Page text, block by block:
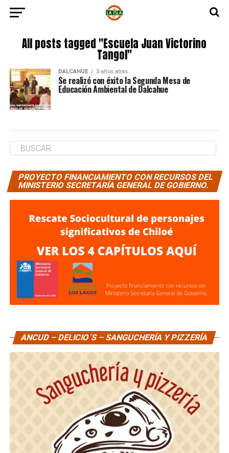
All posts tagged "Escuela Juan Victorino
Tangol"
DALCAHUE 3 años atras
Se realizó con éxito la Segunda Mesa de
Educación Ambiental de Dalcahue
PROYECTO FINANCIAMIENTO CON RECURSOS DEL
MINISTERIO SECRETARÍA GENERAL DE GOBIERNO.
ANCUD – DELICIO´S – SANGUCHERÍA Y PIZZERÍA